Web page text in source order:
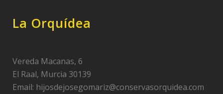
La Orquídea
Vereda Macanas, 6
El Raal, Murcia 30139
Email: hijosdejosegomariz@conservasorquidea.com